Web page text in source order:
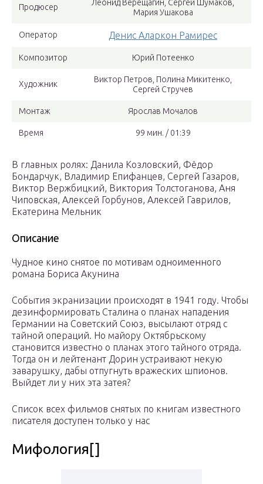
Продюсер
Леонид Верещагин, Сергей Шумаков,
Мария Ушакова
Оператор Денис Аларкон Рамирес
Композитор Юрий Потеенко
Художник
Виктор Петров, Полина Микитенко,
Сергей Стручев
Монтаж Ярослав Мочалов
Время 99 мин. / 01:39
В главных ролях: Данила Козловский, Фёдор
Бондарчук, Владимир Епифанцев, Сергей Газаров,
Виктор Вержбицкий, Виктория Толстоганова, Аня
Чиповская, Алексей Горбунов, Алексей Гаврилов,
Екатерина Мельник
Описание
Чудное кино снятое по мотивам одноименного
романа Бориса Акунина
События экранизации происходят в 1941 году. Чтобы
дезинформировать Сталина о планах нападения
Германии на Советский Союз, высылают отряд с
тайной операций. Но майору Октябрьскому
становится известно о планах этого тайного отряда.
Тогда он и лейтенант Дорин устраивают некую
заварушку, дабы отпугнуть вражеских шпионов.
Выйдет ли у них эта затея?
Список всех фильмов снятых по книгам известного
писателя доступен только у нас
Мифология[]